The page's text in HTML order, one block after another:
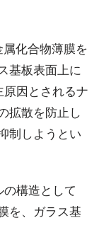
化合物薄膜を
基板表面上に
原因とされるナ
拡散を防止し
制しようとい
構造として
を、ガラス基